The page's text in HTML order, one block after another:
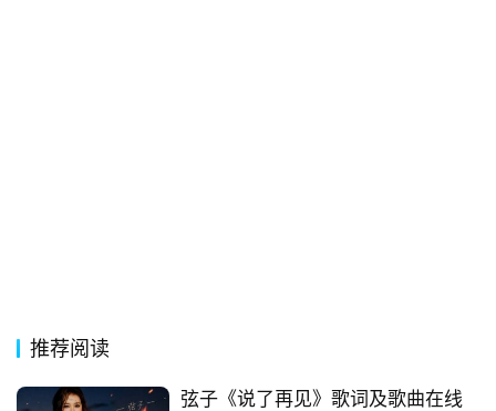
台
推荐阅读
弦子《说了再见》歌词及歌曲在线